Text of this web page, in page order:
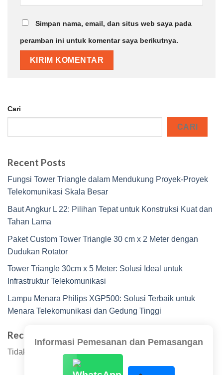
Simpan nama, email, dan situs web saya pada
peramban ini untuk komentar saya berikutnya.
Cari
CARI
Recent Posts
Fungsi Tower Triangle dalam Mendukung Proyek-Proyek
Telekomunikasi Skala Besar
Baut Angkur L 22: Pilihan Tepat untuk Konstruksi Kuat dan
Tahan Lama
Paket Custom Tower Triangle 30 cm x 2 Meter dengan
Dudukan Rotator
Tower Triangle 30cm x 5 Meter: Solusi Ideal untuk
Infrastruktur Telekomunikasi
Lampu Menara Philips XGP500: Solusi Terbaik untuk
Menara Telekomunikasi dan Gedung Tinggi
Recent Comments
Tidak ada komentar untuk ditampilkan.
Informasi Pemesanan dan Pemasangan